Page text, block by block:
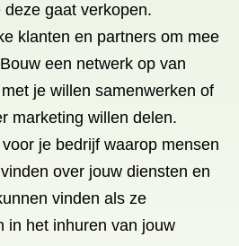
gaat verkopen.
klanten en partners om mee
een netwerk op van
je willen samenwerken of
marketing willen delen.
je bedrijf waarop mensen
over jouw diensten en
vinden als ze
in het inhuren van jouw